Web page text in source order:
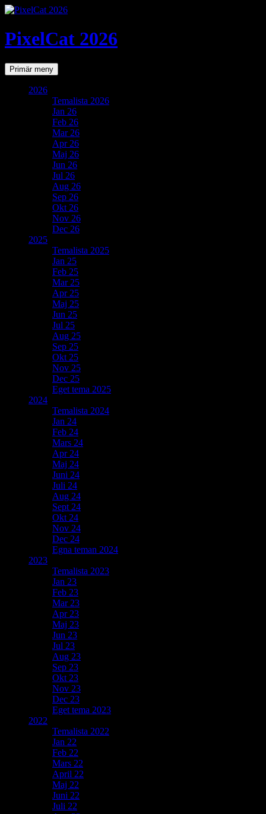
PixelCat 2026
SökPrimär meny Gå
till
2026
Temalista 2026
Jan 26
Feb 26
Mar 26
Apr 26
Maj 26
Jun 26
Jul 26
Aug 26
Sep 26
Okt 26
Nov 26
Dec 26
2025
Temalista 2025
Jan 25
Feb 25
Mar 25
Apr 25
Maj 25
Jun 25
Jul 25
Aug 25
Sep 25
Okt 25
Nov 25
Dec 25
Eget tema 2025
2024
Temalista 2024
Jan 24
Feb 24
Mars 24
Apr 24
Maj 24
Juni 24
Juli 24
Aug 24
Sept 24
Okt 24
Nov 24
Dec 24
Egna teman 2024
2023
Temalista 2023
Jan 23
Feb 23
Mar 23
Apr 23
Maj 23
Jun 23
Jul 23
Aug 23
Sep 23
Okt 23
Nov 23
Dec 23
Eget tema 2023
2022
Temalista 2022
Jan 22
Feb 22
Mars 22
April 22
Maj 22
Juni 22
Juli 22